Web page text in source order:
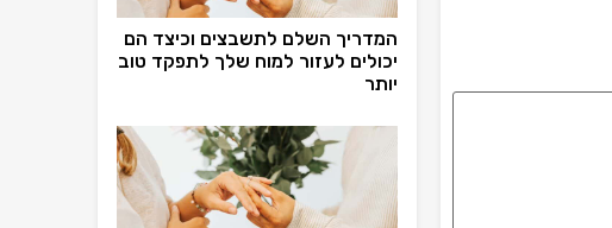
המדריך השלם לתשבצים וכיצד הם
יכולים לעזור למוח שלך לתפקד טוב
יותר